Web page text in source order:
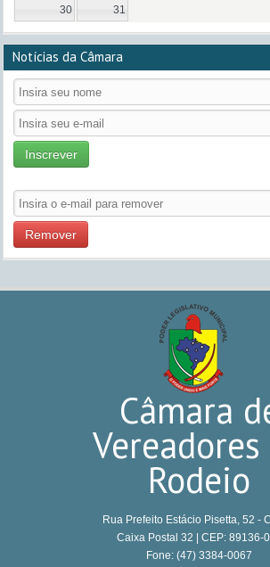
30 31
Notícias da Câmara
Inscrever
Remover
Câmara
Rodeio
Rua Prefeito Estácio Pisetta, 52 -
Caixa Postal 32 | CEP: 89136-
Fone: (47) 3384-0067